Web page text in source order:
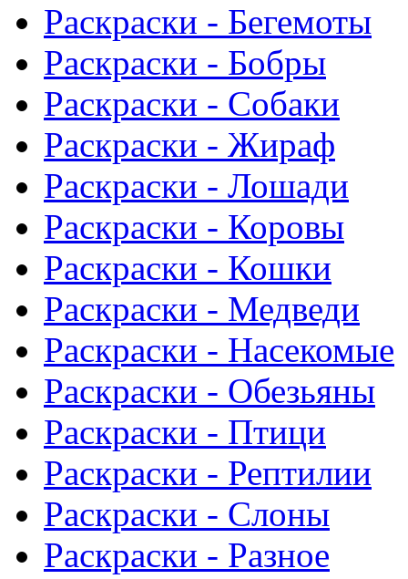
Раскраски - Бегемоты
Раскраски - Бобры
Раскраски - Собаки
Раскраски - Жираф
Раскраски - Лошади
Раскраски - Коровы
Раскраски - Кошки
Раскраски - Медведи
Раскраски - Насекомые
Раскраски - Обезьяны
Раскраски - Птици
Раскраски - Рептилии
Раскраски - Слоны
Раскраски - Разное